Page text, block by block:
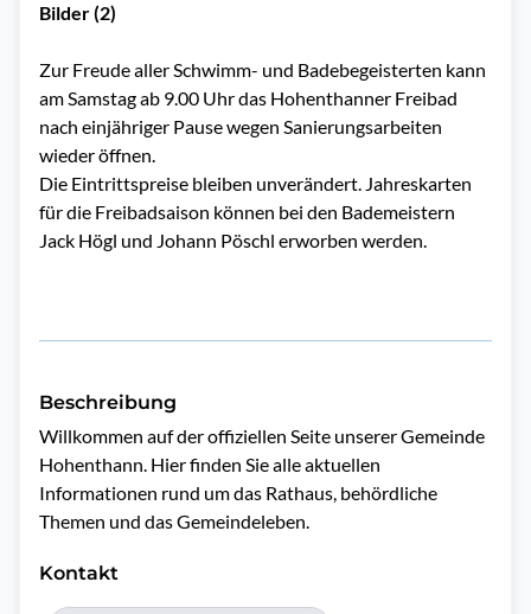
Bilder (2)
Zur Freude aller Schwimm- und Badebegeisterten kann
am Samstag ab 9.00 Uhr das Hohenthanner Freibad
nach einjähriger Pause wegen Sanierungsarbeiten
wieder öffnen.
Die Eintrittspreise bleiben unverändert. Jahreskarten
für die Freibadsaison können bei den Bademeistern
Jack Högl und Johann Pöschl erworben werden.
Beschreibung
Willkommen auf der offiziellen Seite unserer Gemeinde
Hohenthann. Hier finden Sie alle aktuellen
Informationen rund um das Rathaus, behördliche
Themen und das Gemeindeleben.
Kontakt